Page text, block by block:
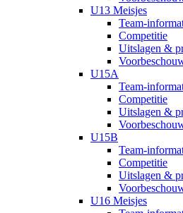
U13 Meisjes
Team-
Competitie
Uitslagen &
U15A
Team-
Competitie
Uitslagen &
U15B
Team-
Competitie
Uitslagen &
U16 Meisjes